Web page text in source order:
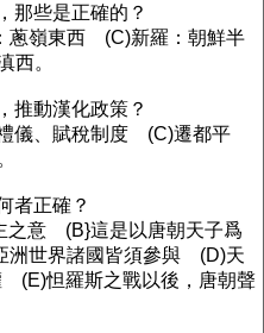
那些是正確的？
蔥嶺東西 (C)新羅：朝鮮半
。
推動漢化政策？
儀、賦稅制度 (C)遷都平
者正確？
之意 (B}這是以唐朝天子爲
洲世界諸國皆須參與 (D)天
(E)怛羅斯之戰以後，唐朝聲